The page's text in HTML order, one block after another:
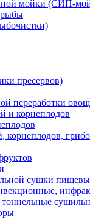
мойки (СИП-
рыбы
пресервов)
переработки
и корнеплодов
корнеплодов,
сушки